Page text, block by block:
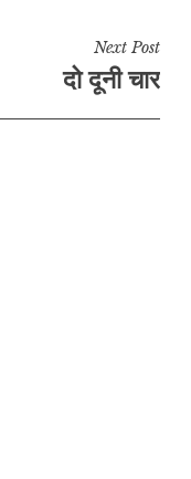
Next Post
दो दूनी चार